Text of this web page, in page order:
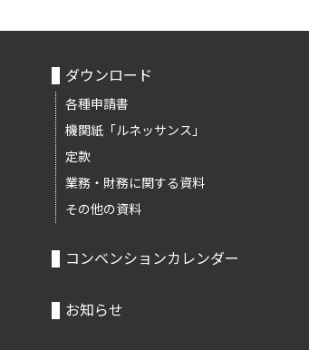
ダウンロード
各種申請書
機関紙「ルネッサンス」
定款
業務・財務に関する資料
その他の資料
コンベンションカレンダー
お知らせ